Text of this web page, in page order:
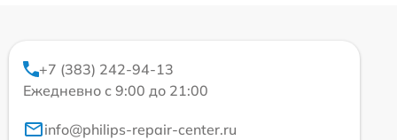
+7 (383) 242-94-13
Ежедневно с 9:00 до 21:00
info@philips-repair-center.ru